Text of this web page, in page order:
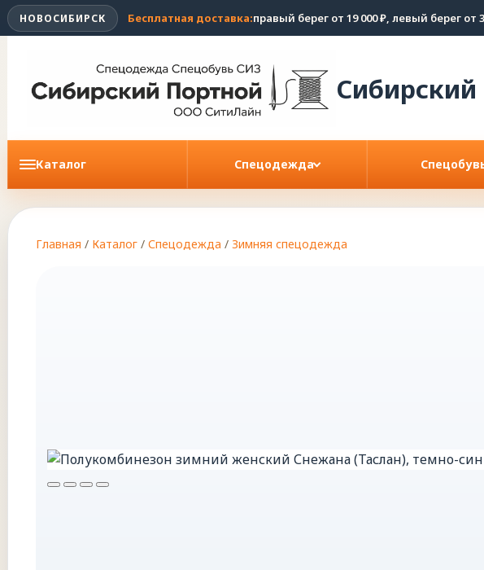
Каталог Спецодежда
НОВОСИБИРСК Бесплатная доставка:правый берег от 19 000 ₽, левый берег от
Сибирский
Главная / Каталог / Спецодежда / Зимняя спецодежда